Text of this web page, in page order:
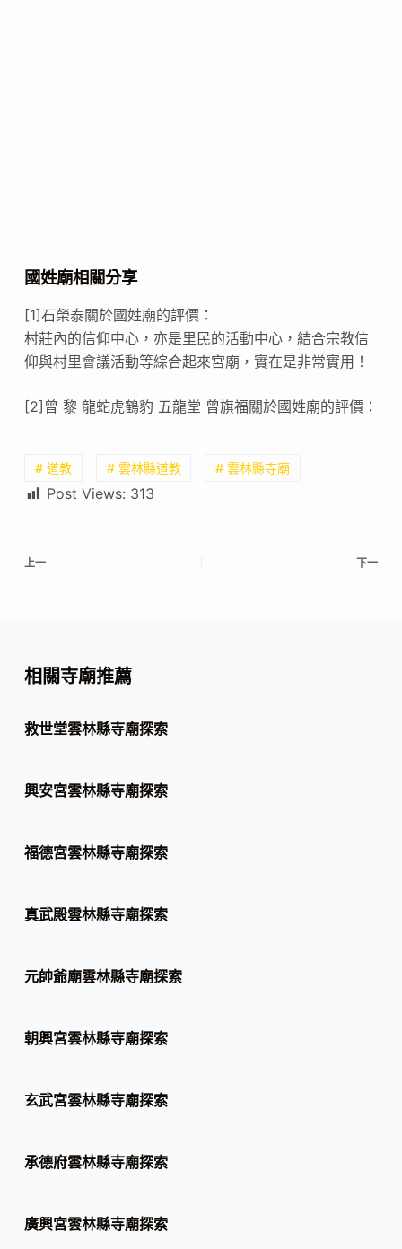
國姓廟相關分享
[1]石榮泰關於國姓廟的評價：
村莊內的信仰中心，亦是里民的活動中心，結合宗教信
仰與村里會議活動等綜合起來宮廟，實在是非常實用！
[2]曾 黎 龍蛇虎鶴豹 五龍堂 曾旗福關於國姓廟的評價：
# 道教 # 雲林縣道教 # 雲林縣寺廟
Post Views: 313
上一 下一
相關寺廟推薦
救世堂雲林縣寺廟探索
興安宮雲林縣寺廟探索
福德宮雲林縣寺廟探索
真武殿雲林縣寺廟探索
元帥爺廟雲林縣寺廟探索
朝興宮雲林縣寺廟探索
玄武宮雲林縣寺廟探索
承德府雲林縣寺廟探索
廣興宮雲林縣寺廟探索